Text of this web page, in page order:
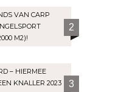
VAN CARP
M2)!
2
– HIERMEE
KNALLER 2023
3